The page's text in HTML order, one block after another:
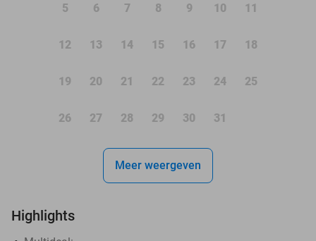
5 6 7 8 9 10 11
12 13 14 15 16 17 18
19 20 21 22 23 24 25
26 27 28 29 30 31
Meer weergeven
Highlights